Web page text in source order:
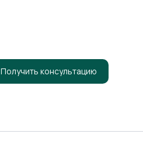
Получить консультацию